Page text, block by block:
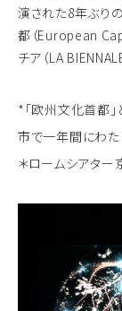
演された8年ぶり
都（European
チア（LA
*「欧州文化首都
市で一年間にわた
＊ロームシアター